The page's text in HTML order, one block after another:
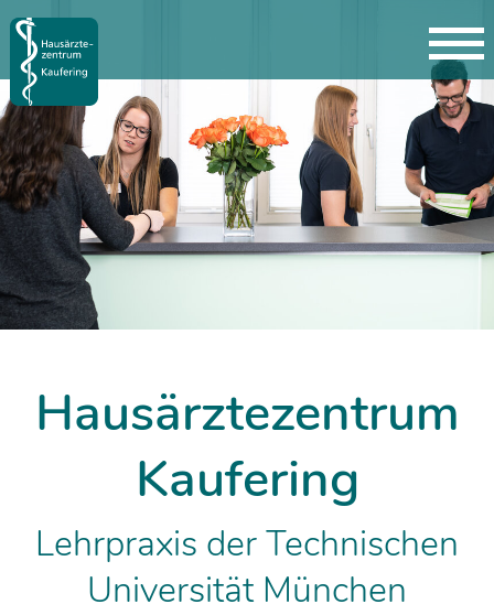
Hausärztezentrum
Kaufering
Lehrpraxis der Technischen
Universität München